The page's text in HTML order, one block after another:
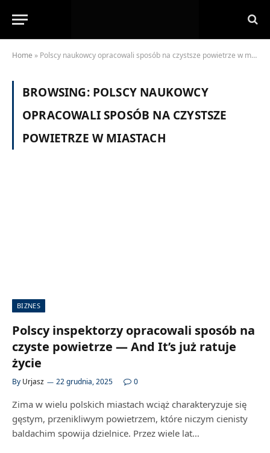
Home » Polscy naukowcy opracowali sposób na czystsze powietrze w miastach
BROWSING: POLSCY NAUKOWCY
OPRACOWALI SPOSÓB NA CZYSTSZE
POWIETRZE W MIASTACH
BIZNES
Polscy inspektorzy opracowali sposób na
czyste powietrze — And It’s już ratuje
życie
By Urjasz 22 grudnia, 2025 0
Zima w wielu polskich miastach wciąż charakteryzuje się
gęstym, przenikliwym powietrzem, które niczym cienisty
baldachim spowija dzielnice. Przez wiele lat…